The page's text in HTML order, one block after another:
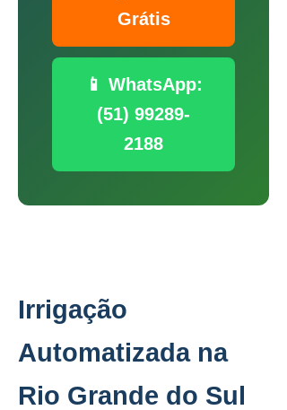
Grátis
📱 WhatsApp:
(51) 99289-
2188
Irrigação
Automatizada na
Rio Grande do Sul